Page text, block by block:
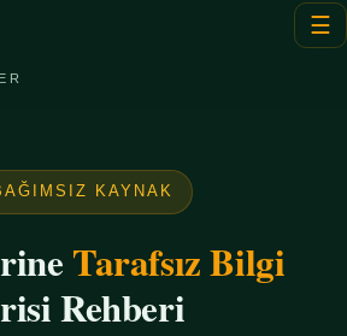
☰
KAYNAK
Tarafsız Bilgi
Rehberi